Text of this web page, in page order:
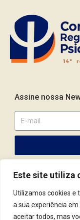
Este site utiliza
Utilizamos cookies e
a sua experiência
aceitar todos, mas
Assine nossa
Av. Fernando Corrêa